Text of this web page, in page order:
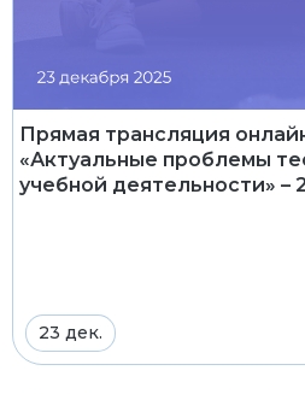
Прямая трансляция
«Актуальные проблемы
учебной деятельности» –
23 дек.